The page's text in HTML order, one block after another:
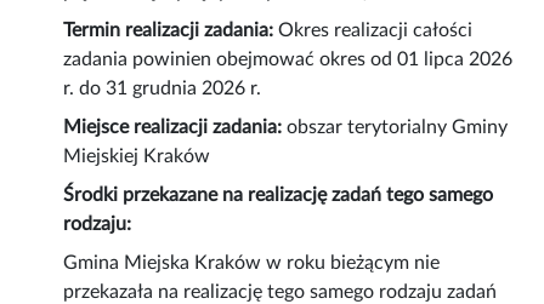
Termin realizacji zadania:Okres realizacji całości
zadania powinien obejmować okres od 01 lipca 2026
r. do 31 grudnia 2026 r.
Miejsce realizacji zadania:obszar terytorialny Gminy
Miejskiej Kraków
Środki przekazane na realizację zadań tego samego
rodzaju:
Gmina Miejska Kraków w roku bieżącym nie
przekazała na realizację tego samego rodzaju zadań